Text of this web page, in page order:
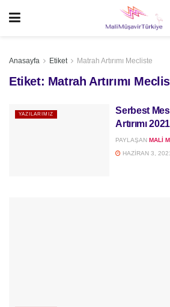
Anasayfa Etiket Matrah Artırımı Mecliste
Etiket: Matrah Artırımı
YAZILARIMIZ
Serbest
Artırımı 2021
PAYLAŞAN MALI
HAZIRAN 3,